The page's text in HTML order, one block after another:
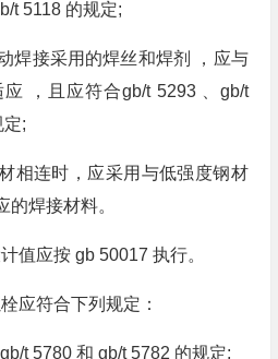
t 5118 的规定;
焊接采用的焊丝和焊剂 ，应与
，且应符合gb/t 5293 、gb/t
定;
相连时，应采用与低强度钢材
的焊接材料。
值应按 gb 50017 执行。
应符合下列规定：
t 5780 和 gb/t 5782 的规定;